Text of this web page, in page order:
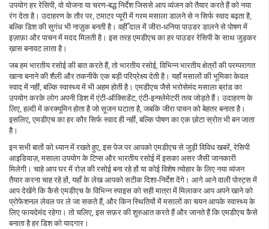
उपयोग हररेसिपी,वो योजना या चरण‑बद्ध निर्देश जिससे आप व्यंजन को तैयार करते हैंको नया
रंग देता है। उदाहरण के तौर पर, टमाटर प्यूरी में गरम मसाला डालने से न सिर्फ स्वाद बढ़ता है,
बल्कि डिश की सुगंध भी नाज़ुक बनती है। वहीँ दाल में जीरा‑धनिया पाउडर डालने से पोषण में
इज़ाफ़ा और पाचन में मदद मिलती है। इस तरह एमडीएच का हर पाउडर रेसिपी के साथ जुड़कर
ख़ास बनावट लाता है।
जब हम भारतीय रसोई की बात करते हैं, तोभारतीय रसोई,विभिन्न भारतीय क्षेत्रों की परम्परागत
खाना बनाने की शैली और तकनीकेंएक बड़ी परिप्रेक्ष्य देती है। यहाँ मसालों की भूमिका केवल
स्वाद में नहीं, बल्कि स्वास्थ्य में भी अहम होती है। एमडीएच जैसे भरोसेमंद मसाला ब्रांड का
उपयोग करके लोग अपनी डिश में एंटी‑ऑक्सिडेंट, एंटी‑इन्फ्लेमेटरी तत्व जोड़ते हैं। उदाहरण के
लिए, हल्दी में करक्यूमिन होता है जो सूजन घटाता है, जबकि जीरा पाचन को बेहतर बनाता है।
इसलिए, एमडीएच का हर कौर सिर्फ स्वाद ही नहीं, बल्कि पोषण का एक छोटा स्रोत भी बन जाता
है।
इन सभी बातों को ध्यान में रखते हुए, इस पेज पर आपको एमडीएच से जुड़ी विविध खबरें, रेसिपी
आइडियाज़, मसाला उपयोग के टिप्स और भारतीय रसोई में इसका असर जैसी जानकारी
मिलेगी। चाहे आप घर में रोज़ की रसोई बना रहे हों या कोई विशेष त्योहार के लिए नया व्यंजन
तैयार करना चाह रहे हों, यहाँ के लेख आपको सटीक दिशा‑निर्देश देंगे। आगे आने वाली पोस्ट्स में
आप देखेंगे कि कैसे एमडीएच के विभिन्न स्पाइस को सही मात्रा में मिलाकर आप अपने खाने को
प्रोफेशनल लेवल पर ले जा सकते हैं, और किन स्थितियों में मसालों का चयन आपके स्वास्थ्य के
लिए फायदेमंद रहेगा। तो चलिए, इस सफ़र की शुरुआत करते हैं और जानते हैं कि एमडीएच कैसे
बनाता है हर डिश को यादगार।